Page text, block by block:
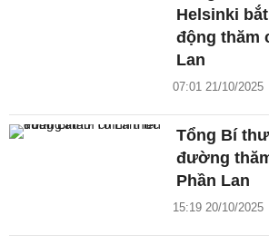
Helsinki
động thăm
Lan
07:01 21/10/2025
Tổng Bí
đường
Phần Lan
15:19 20/10/2025